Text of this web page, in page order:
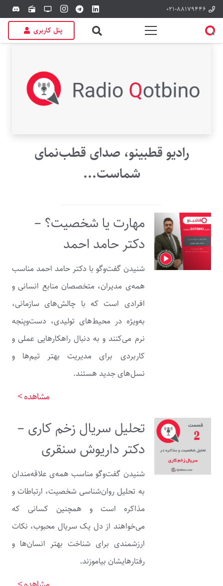
۰۲۱-۸۸۱۷۹۴۴۶ tv
radio
discord
پنل کاربری
رادیو قطبینو، صدای قطب‌نمای
شماست...
مهارت یا شخصیت؟ –
دکتر حامد احمد
شنیدن گفت‌وگو با دکتر حامد احمد مناسب
همه‌ی مدیران، متخصصان منابع انسانی و
افرادی است که با چالش‌های سازمانی،
به‌ویژه در محیط‌های تولیدی، دست‌وپنجه
نرم می‌کنند و به دنبال راهکارهایی عملی و
کاربردی برای مدیریت بهتر تیم‌ها و
نسل‌های جدید هستند.
مشاهده >
تحلیل سریال زخم کاری –
دکتر داریوش سنقری
شنیدن گفت‌وگو مناسب همه‌ی علاقه‌مندان
به تحلیل روان‌شناسی شخصیت، ارتباطات و
مذاکره است و همچنین کسانی که
می‌خواهند از دل یک سریال محبوب، نکات
ارزشمندی برای شناخت بهتر انسان‌ها و
رفتارهایشان بیاموزند.